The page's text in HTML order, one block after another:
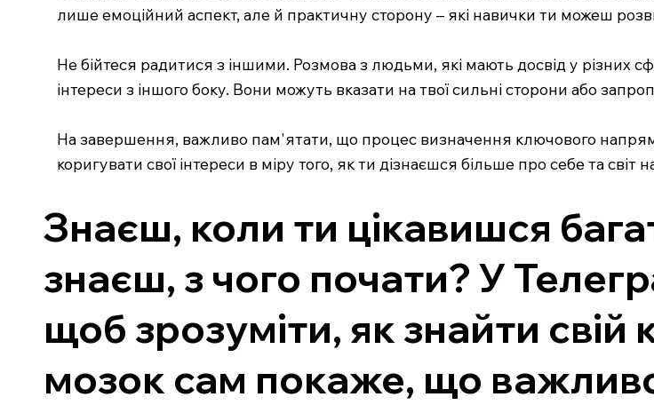
лише емоційний аспект, але й практичну сторону – які навички ти можеш
Не бійтеся радитися з іншими. Розмова з людьми, які мають досвід у різних
інтереси з іншого боку. Вони можуть вказати на твої сильні сторони або
На завершення, важливо пам'ятати, що процес визначення ключового
коригувати свої інтереси в міру того, як ти дізнаєшся більше про себе та світ
Знаєш, коли ти цікавишся
знаєш, з чого почати? У
щоб зрозуміти, як знайти
мозок сам покаже, що